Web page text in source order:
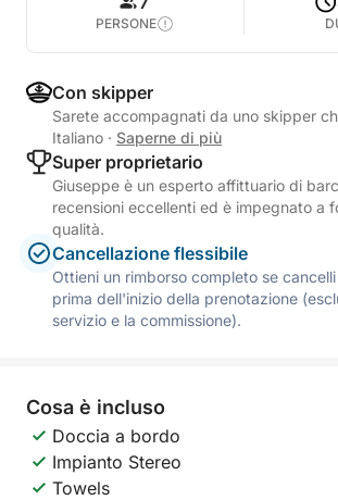
PERSONE
Con skipper
Sarete accompagnati da uno skipper
Italiano · Saperne di più
Super proprietario
Giuseppe è un esperto affittuario di
recensioni eccellenti ed è impegnato a
qualità.
Cancellazione flessibile
Ottieni un rimborso completo se
prima dell'inizio della prenotazione
servizio e la commissione).
Cosa è incluso
Doccia a bordo
Impianto Stereo
Towels